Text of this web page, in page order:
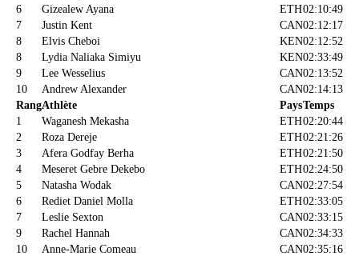
6
Gizealew Ayana ETH02:10:49
7
Justin Kent CAN02:12:17
8
Elvis Cheboi KEN02:12:52
8
Lydia Naliaka Simiyu KEN02:33:49
9
Lee Wesselius CAN02:13:52
10
Andrew Alexander CAN02:14:13
RangAthlète PaysTemps
1
Waganesh Mekasha ETH02:20:44
2
Roza Dereje ETH02:21:26
3
Afera Godfay Berha ETH02:21:50
4
Meseret Gebre Dekebo ETH02:24:50
5
Natasha Wodak CAN02:27:54
6
Rediet Daniel Molla ETH02:33:05
7
Leslie Sexton CAN02:33:15
9
Rachel Hannah CAN02:34:33
10
Anne-Marie Comeau CAN02:35:16